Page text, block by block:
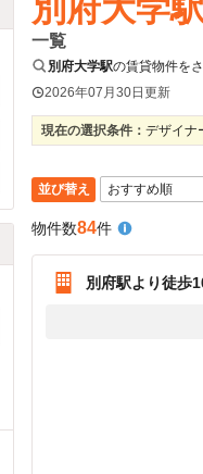
別府大学駅
一覧
別府大学駅の賃貸物件を
2026年07月30日更新
現在の選択条件： デザイナ
並び替え
物件数84件
別府駅より徒歩